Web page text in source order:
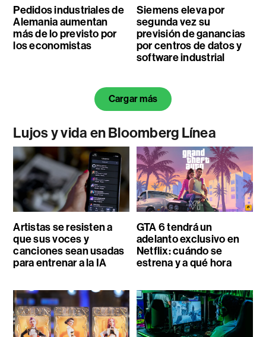
Pedidos industriales de
Alemania aumentan
más de lo previsto por
los economistas
Siemens eleva por
segunda vez su
previsión de ganancias
por centros de datos y
software industrial
Cargar más
Lujos y vida en Bloomberg Línea
Artistas se resisten a
que sus voces y
canciones sean usadas
para entrenar a la IA
GTA 6 tendrá un
adelanto exclusivo en
Netflix: cuándo se
estrena y a qué hora